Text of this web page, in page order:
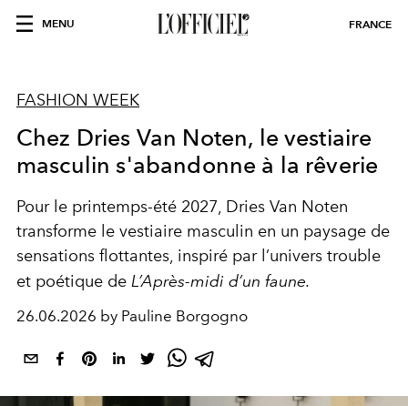
MENU FRANCE
FASHION WEEK
Chez Dries Van Noten, le vestiaire
masculin s'abandonne à la rêverie
Pour le printemps-été 2027, Dries Van Noten
transforme le vestiaire masculin en un paysage de
sensations flottantes, inspiré par l’univers trouble
et poétique de L’Après-midi d’un faune.
26.06.2026 by Pauline Borgogno